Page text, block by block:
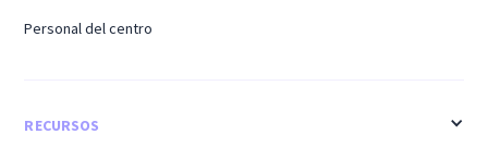
Personal del centro
RECURSOS